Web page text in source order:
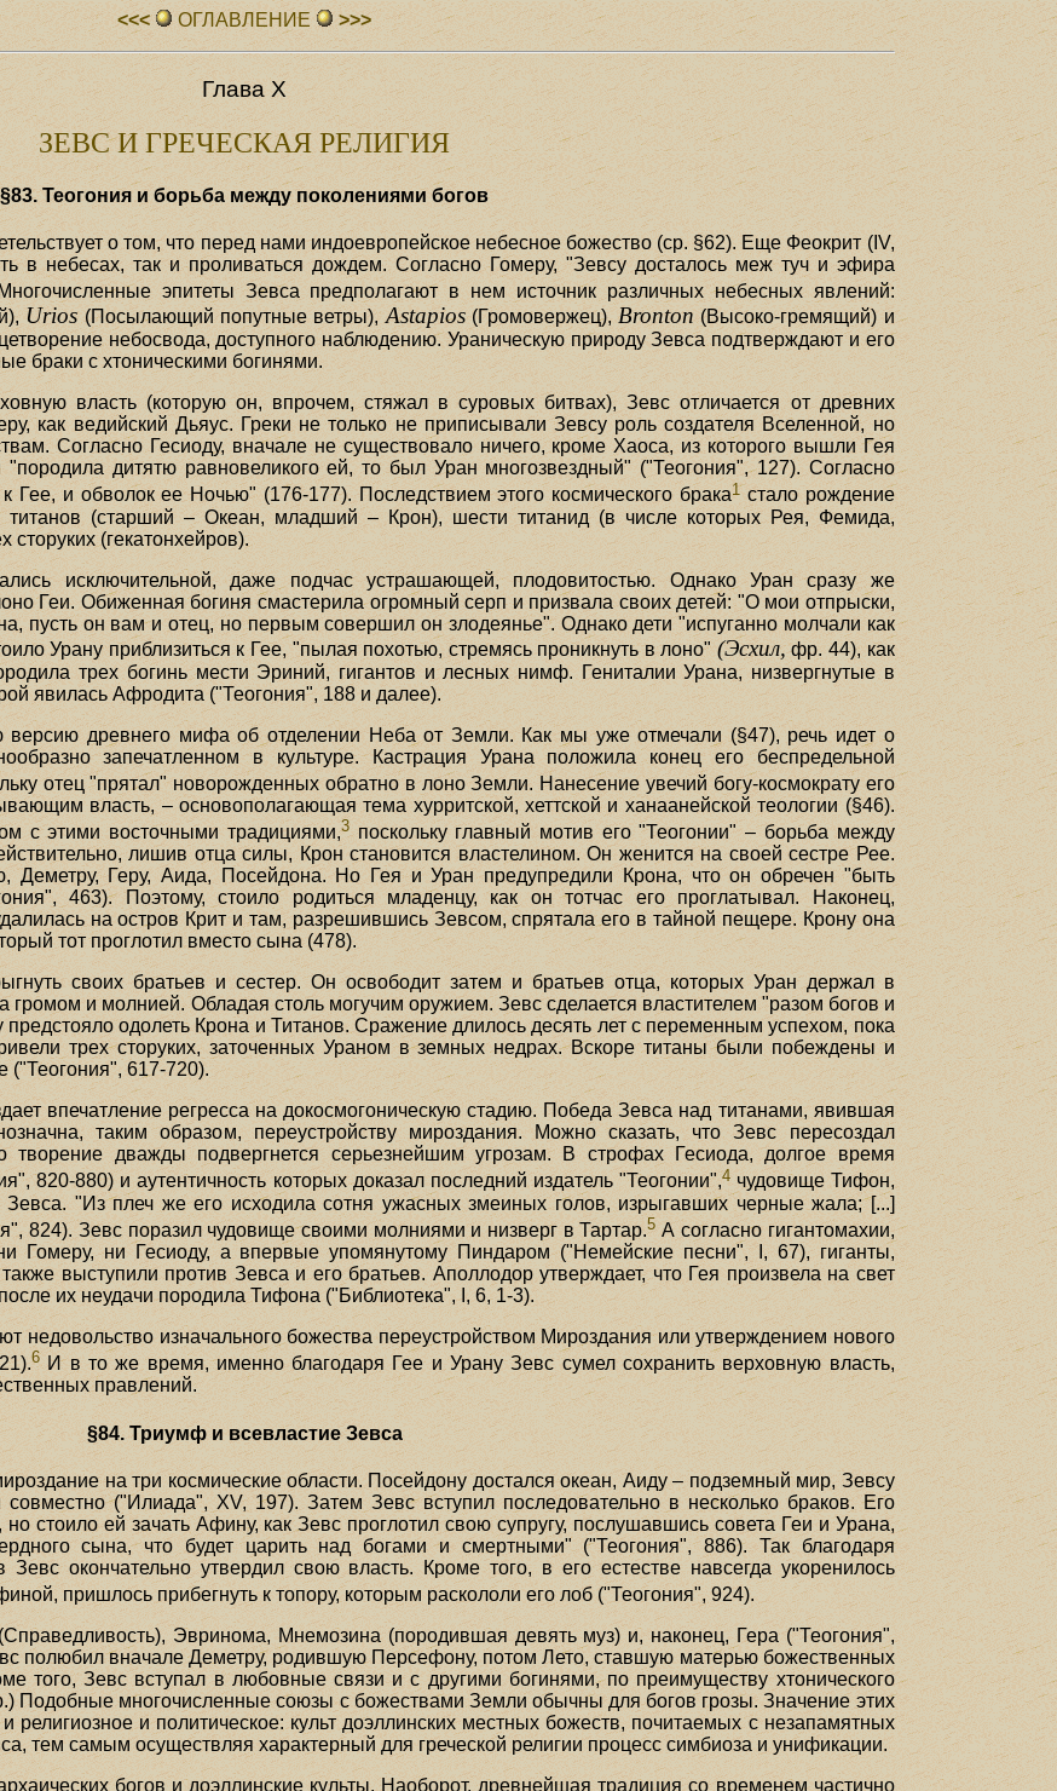
<<< ОГЛАВЛЕHИЕ >>>
Глава X
ЗЕВС И ГРЕЧЕСКАЯ РЕЛИГИЯ
§83. Теогония и борьба между поколениями богов
о том, что перед нами индоевропейское небесное божество (ср. §62). Еще Феокрит (IV,
в небесах, так и проливаться дождем. Согласно Гомеру, "Зевсу досталось меж туч и эфира
эпитеты Зевса предполагают в нем источник различных небесных явлений:
Urios(Посылающий попутные ветры),Astapios(Громовержец),Bronton(Высоко-гремящий) и
небосвода, доступного наблюдению. Ураническую природу Зевса подтверждают и его
браки с хтоническими богинями.
власть (которую он, впрочем, стяжал в суровых битвах), Зевс отличается от древних
как ведийский Дьяус. Греки не только не приписывали Зевсу роль создателя Вселенной, но
Согласно Гесиоду, вначале не существовало ничего, кроме Хаоса, из которого вышли Гея
дитятю равновеликого ей, то был Уран многозвездный" ("Теогония", 127). Согласно
Гее, и обволок ее Ночью" (176-177). Последствием этого космического брака1 стало рождение
титанов (старший – Океан, младший – Крон), шести титанид (в числе которых Рея, Фемида,
сторуких (гекатонхейров).
исключительной, даже подчас устрашающей, плодовитостью. Однако Уран сразу же
Геи. Обиженная богиня смастерила огромный серп и призвала своих детей: "О мои отпрыски,
пусть он вам и отец, но первым совершил он злодеянье". Однако дети "испуганно молчали как
Урану приблизиться к Гее, "пылая похотью, стремясь проникнуть в лоно" (Эсхил,фр. 44), как
трех богинь мести Эриний, гигантов и лесных нимф. Гениталии Урана, низвергнутые в
явилась Афродита ("Теогония", 188 и далее).
версию древнего мифа об отделении Неба от Земли. Как мы уже отмечали (§47), речь идет о
запечатленном в культуре. Кастрация Урана положила конец его беспредельной
отец "прятал" новорожденных обратно в лоно Земли. Нанесение увечий богу-космократу его
власть, – основополагающая тема хурритской, хеттской и ханаанейской теологии (§46).
с этими восточными традициями,3поскольку главный мотив его "Теогонии" – борьба между
лишив отца силы, Крон становится властелином. Он женится на своей сестре Рее.
Деметру, Геру, Аида, Посейдона. Но Гея и Уран предупредили Крона, что он обречен "быть
463). Поэтому, стоило родиться младенцу, как он тотчас его проглатывал. Наконец,
на остров Крит и там, разрешившись Зевсом, спрятала его в тайной пещере. Крону она
тот проглотил вместо сына (478).
своих братьев и сестер. Он освободит затем и братьев отца, которых Уран держал в
громом и молнией. Обладая столь могучим оружием. Зевс сделается властителем "разом богов и
одолеть Крона и Титанов. Сражение длилось десять лет с переменным успехом, пока
трех сторуких, заточенных Ураном в земных недрах. Вскоре титаны были побеждены и
("Теогония", 617-720).
впечатление регресса на докосмогоническую стадию. Победа Зевса над титанами, явившая
таким образом, переустройству мироздания. Можно сказать, что Зевс пересоздал
дважды подвергнется серьезнейшим угрозам. В строфах Гесиода, долгое время
820-880) и аутентичность которых доказал последний издатель "Теогонии",4чудовище Тифон,
"Из плеч же его исходила сотня ужасных змеиных голов, изрыгавших черные жала; [...]
824). Зевс поразил чудовище своими молниями и низверг в Тартар.5 А согласно гигантомахии,
Гомеру, ни Гесиоду, а впервые упомянутому Пиндаром ("Немейские песни", I, 67), гиганты,
выступили против Зевса и его братьев. Аполлодор утверждает, что Гея произвела на свет
их неудачи породила Тифона ("Библиотека", I, 6, 1-3).
недовольство изначального божества переустройством Мироздания или утверждением нового
6И в то же время, именно благодаря Гее и Урану Зевс сумел сохранить верховную власть,
правлений.
§84. Триумф и всевластие Зевса
на три космические области. Посейдону достался океан, Аиду – подземный мир, Зевсу
("Илиада", XV, 197). Затем Зевс вступил последовательно в несколько браков. Его
стоило ей зачать Афину, как Зевс проглотил свою супругу, послушавшись совета Геи и Урана,
сына, что будет царить над богами и смертными" ("Теогония", 886). Так благодаря
окончательно утвердил свою власть. Кроме того, в его естестве навсегда укоренилось
пришлось прибегнуть к топору, которым раскололи его лоб ("Теогония", 924).
Эвринома, Мнемозина (породившая девять муз) и, наконец, Гера ("Теогония",
полюбил вначале Деметру, родившую Персефону, потом Лето, ставшую матерью божественных
того, Зевс вступал в любовные связи и с другими богинями, по преимуществу хтонического
Подобные многочисленные союзы с божествами Земли обычны для богов грозы. Значение этих
и политическое: культ доэллинских местных божеств, почитаемых с незапамятных
тем самым осуществляя характерный для греческой религии процесс симбиоза и унификации.
богов и доэллинские культы. Наоборот, древнейшая традиция со временем частично